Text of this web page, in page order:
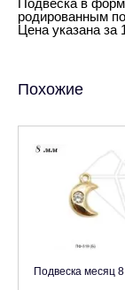
Подвеска в
родированным
Цена указана за
Похожие
Подвеска месяц